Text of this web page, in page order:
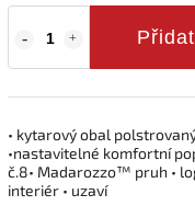
• kytarový obal
•nastavitelné komfortní
č.8• Madarozzo™ pruh •
interiér • uzaví